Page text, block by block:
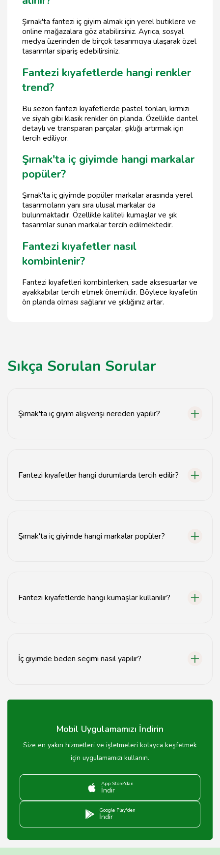
Şırnak'ta fantezi iç giyim almak için yerel butiklere ve
online mağazalara göz atabilirsiniz. Ayrıca, sosyal
medya üzerinden de birçok tasarımcıya ulaşarak özel
tasarımlar sipariş edebilirsiniz.
Fantezi kıyafetlerde hangi renkler
trend?
Bu sezon fantezi kıyafetlerde pastel tonları, kırmızı
ve siyah gibi klasik renkler ön planda. Özellikle dantel
detaylı ve transparan parçalar, şıklığı artırmak için
tercih ediliyor.
Şırnak'ta iç giyimde hangi markalar
popüler?
Şırnak'ta iç giyimde popüler markalar arasında yerel
tasarımcıların yanı sıra ulusal markalar da
bulunmaktadır. Özellikle kaliteli kumaşlar ve şık
tasarımlar sunan markalar tercih edilmektedir.
Fantezi kıyafetler nasıl
kombinlenir?
Fantezi kıyafetleri kombinlerken, sade aksesuarlar ve
ayakkabılar tercih etmek önemlidir. Böylece kıyafetin
ön planda olması sağlanır ve şıklığınız artar.
Sıkça Sorulan Sorular
Şırnak'ta iç giyim alışverişi nereden yapılır?
Fantezi kıyafetler hangi durumlarda tercih edilir?
Şırnak'ta iç giyimde hangi markalar popüler?
Fantezi kıyafetlerde hangi kumaşlar kullanılır?
İç giyimde beden seçimi nasıl yapılır?
alarak markanın beden tablosuna göz atmalısınız.
Mobil Uygulamamızı İndirin
Size en yakın hizmetleri ve işletmeleri kolayca keşfetmek
için uygulamamızı kullanın.
App Store'dan
İndir
Google Play'den
İndir